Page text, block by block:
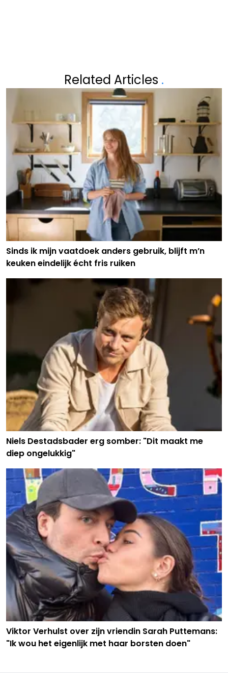
Related Articles .
Sinds ik mijn vaatdoek anders gebruik, blijft m’n
keuken eindelijk écht fris ruiken
Niels Destadsbader erg somber: "Dit maakt me
diep ongelukkig"
Viktor Verhulst over zijn vriendin Sarah Puttemans:
"Ik wou het eigenlijk met haar borsten doen"